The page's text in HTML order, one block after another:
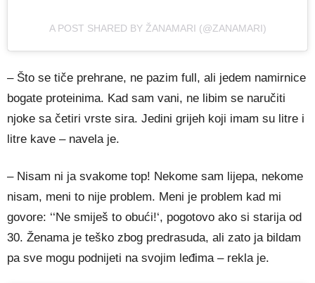
A POST SHARED BY ŽANAMARI (@ZANAMARI)
– Što se tiče prehrane, ne pazim full, ali jedem namirnice
bogate proteinima. Kad sam vani, ne libim se naručiti
njoke sa četiri vrste sira. Jedini grijeh koji imam su litre i
litre kave – navela je.
– Nisam ni ja svakome top! Nekome sam lijepa, nekome
nisam, meni to nije problem. Meni je problem kad mi
govore: ‘‘Ne smiješ to obući!‘, pogotovo ako si starija od
30. Ženama je teško zbog predrasuda, ali zato ja bildam
pa sve mogu podnijeti na svojim leđima – rekla je.